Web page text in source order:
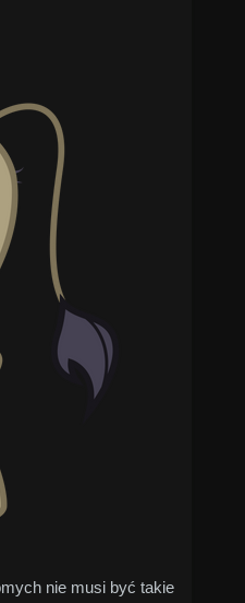
nie musi być takie